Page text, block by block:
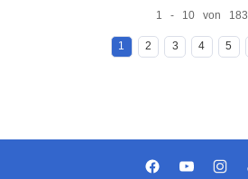
1 - 10 von 183
1 2 3 4 5